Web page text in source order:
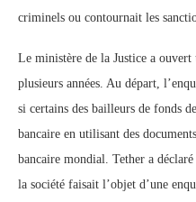
criminels ou contournait les
Le ministère de la Justice a
plusieurs années. Au départ,
si certains des bailleurs de fonds
bancaire en utilisant des
bancaire mondial. Tether a
la société faisait l’objet d’une